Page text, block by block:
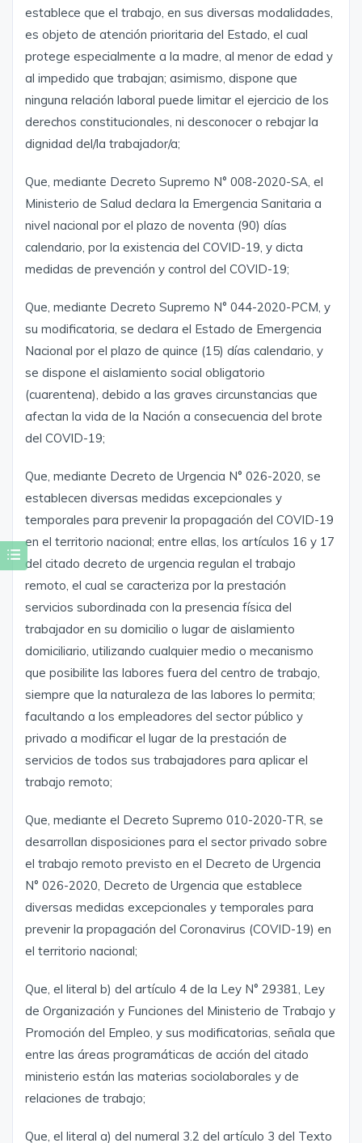
establece que el trabajo, en sus diversas modalidades,
es objeto de atención prioritaria del Estado, el cual
protege especialmente a la madre, al menor de edad y
al impedido que trabajan; asimismo, dispone que
ninguna relación laboral puede limitar el ejercicio de los
derechos constitucionales, ni desconocer o rebajar la
dignidad del/la trabajador/a;
Que, mediante Decreto Supremo N° 008-2020-SA, el
Ministerio de Salud declara la Emergencia Sanitaria a
nivel nacional por el plazo de noventa (90) días
calendario, por la existencia del COVID-19, y dicta
medidas de prevención y control del COVID-19;
Que, mediante Decreto Supremo N° 044-2020-PCM, y
su modificatoria, se declara el Estado de Emergencia
Nacional por el plazo de quince (15) días calendario, y
se dispone el aislamiento social obligatorio
(cuarentena), debido a las graves circunstancias que
afectan la vida de la Nación a consecuencia del brote
del COVID-19;
Que, mediante Decreto de Urgencia N° 026-2020, se
establecen diversas medidas excepcionales y
temporales para prevenir la propagación del COVID-19
en el territorio nacional; entre ellas, los artículos 16 y 17
del citado decreto de urgencia regulan el trabajo
remoto, el cual se caracteriza por la prestación
servicios subordinada con la presencia física del
trabajador en su domicilio o lugar de aislamiento
domiciliario, utilizando cualquier medio o mecanismo
que posibilite las labores fuera del centro de trabajo,
siempre que la naturaleza de las labores lo permita;
facultando a los empleadores del sector público y
privado a modificar el lugar de la prestación de
servicios de todos sus trabajadores para aplicar el
trabajo remoto;
Que, mediante el Decreto Supremo 010-2020-TR, se
desarrollan disposiciones para el sector privado sobre
el trabajo remoto previsto en el Decreto de Urgencia
N° 026-2020, Decreto de Urgencia que establece
diversas medidas excepcionales y temporales para
prevenir la propagación del Coronavirus (COVID-19) en
el territorio nacional;
Que, el literal b) del artículo 4 de la Ley N° 29381, Ley
de Organización y Funciones del Ministerio de Trabajo y
Promoción del Empleo, y sus modificatorias, señala que
entre las áreas programáticas de acción del citado
ministerio están las materias sociolaborales y de
relaciones de trabajo;
Que, el literal a) del numeral 3.2 del artículo 3 del Texto